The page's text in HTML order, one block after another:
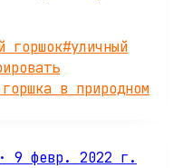
горшок#уличный
в природном
9 февр. 2022 г.